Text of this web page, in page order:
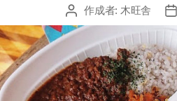
組
合
ゴ
リ
ー
投
稿
作成者: 木旺舎
投
稿
日